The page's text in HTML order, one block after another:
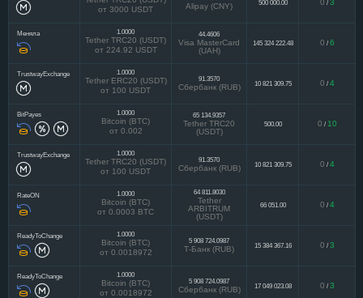
от 3000 USDT
Alipay (CNY) 500 000.00 0 / 3
Меняла 1.0000
Tether TRC20 (USDT)
от 224.92 USDT
44.4606
Visa MasterCard
(UAH)
145 324 222.48 0 / 6
TrustwayExchange 1.0000
Tether ERC20 (USDT)
от 100 USDT
91.3570
Сбербанк (RUB) 10 821 309.75 0 / 4
BitPayes 1.0000
Bitcoin (BTC)
от 0.002
65 134.9357
Tether TRC20
(USDT)
500.00 0 / 10
TrustwayExchange 1.0000
Tether TRC20 (USDT)
от 100 USDT
91.3570
Сбербанк (RUB) 10 821 309.75 0 / 4
RateON 1.0000
Bitcoin (BTC)
от 0.0003 BTC
64 811.8030
Tether
ARBITRUM
(USDT)
66 051.00 0 / 4
ReadyToChange 1.0000
Bitcoin (BTC)
от 0.0018972
5 908 724.0987
Т-Банк (RUB) 15 384 367.16 0 / 3
ReadyToChange 1.0000
Bitcoin (BTC)
от 0.0018972
5 908 724.0987
Сбербанк (RUB) 17 049 023.08 0 / 3